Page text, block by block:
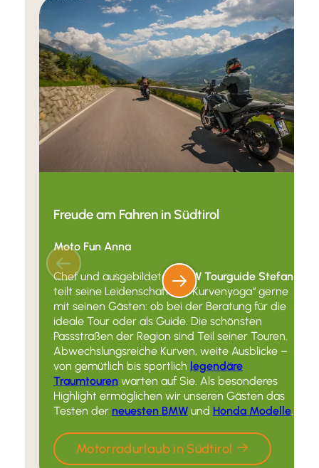
Freude am Fahren in Südtirol
Moto Fun Anna
Chef und ausgebildeter
BMW Tourguide Stefan
teilt seine Leidenschaft für “Kurvenyoga“ gerne
mit seinen Gästen: ob bei der Beratung für die
ideale Tour oder als Guide. Die schönsten
Passstraßen der Region sind Teil seiner Touren.
Abwechslungsreiche Kurven, weite Ausblicke –
von gemütlich bis sportlich legendäre
Traumtourenwarten auf Sie. Als besonderes
Highlight ermöglichen wir unseren Gästen das
Testen der neuesten BMWund Honda Modelle.
Motorradurlaub in Südtirol